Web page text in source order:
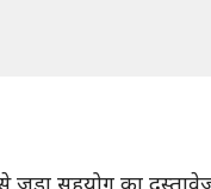
जुड़ा सहयोग का